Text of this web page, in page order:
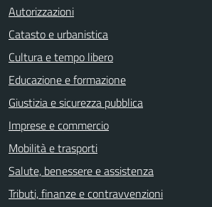
Autorizzazioni
Catasto e urbanistica
Cultura e tempo libero
Educazione e formazione
Giustizia e sicurezza pubblica
Imprese e commercio
Mobilità e trasporti
Salute, benessere e assistenza
Tributi, finanze e contravvenzioni